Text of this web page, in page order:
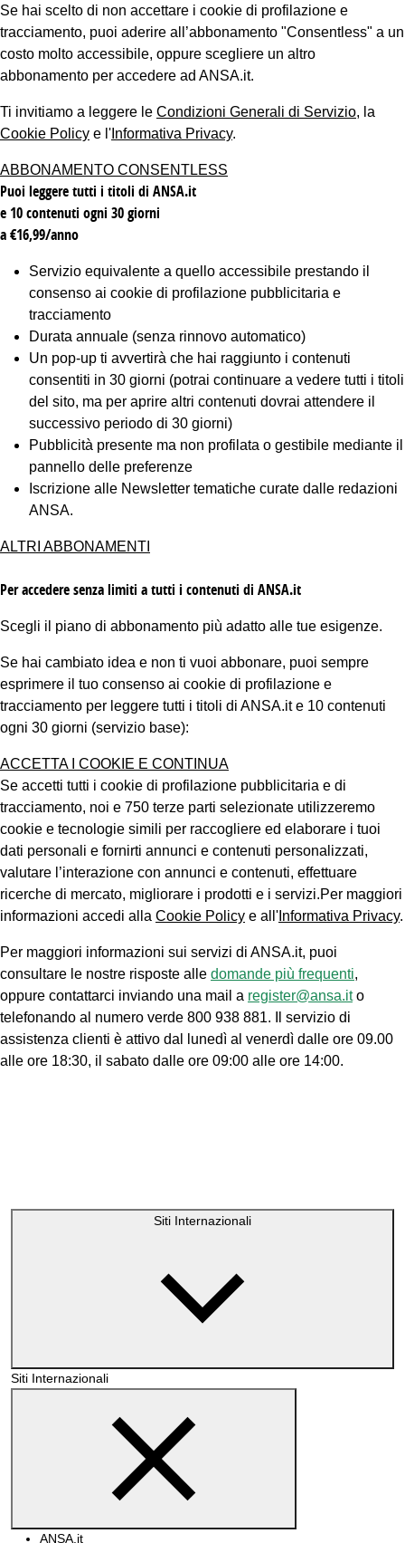
Se hai scelto di non accettare i cookie di profilazione e
tracciamento, puoi aderire all’abbonamento "Consentless" a un
costo molto accessibile, oppure scegliere un altro
abbonamento per accedere ad ANSA.it.
Ti invitiamo a leggere le Condizioni Generali di Servizio, la
Cookie Policy e l' Informativa Privacy.
ABBONAMENTO CONSENTLESS
Puoi leggere tutti i titoli di ANSA.it
e 10 contenuti ogni 30 giorni
a €16,99/anno
Servizio equivalente a quello accessibile prestando il
consenso ai cookie di profilazione pubblicitaria e
tracciamento
Durata annuale (senza rinnovo automatico)
Un pop-up ti avvertirà che hai raggiunto i contenuti
consentiti in 30 giorni (potrai continuare a vedere tutti i titoli
del sito, ma per aprire altri contenuti dovrai attendere il
successivo periodo di 30 giorni)
Pubblicità presente ma non profilata o gestibile mediante il
pannello delle preferenze
Iscrizione alle Newsletter tematiche curate dalle redazioni
ANSA.
ALTRI ABBONAMENTI
Per accedere senza limiti a tutti i contenuti di ANSA.it
Scegli il piano di abbonamento più adatto alle tue esigenze.
Se hai cambiato idea e non ti vuoi abbonare, puoi sempre
esprimere il tuo consenso ai cookie di profilazione e
tracciamento per leggere tutti i titoli di ANSA.it e 10 contenuti
ogni 30 giorni (servizio base):
ACCETTA I COOKIE E CONTINUA
Se accetti tutti i cookie di profilazione pubblicitaria e di
tracciamento, noi e 750 terze parti selezionate utilizzeremo
cookie e tecnologie simili per raccogliere ed elaborare i tuoi
dati personali e fornirti annunci e contenuti personalizzati,
valutare l’interazione con annunci e contenuti, effettuare
ricerche di mercato, migliorare i prodotti e i servizi.Per maggiori
informazioni accedi alla Cookie Policy e all' Informativa Privacy.
Per maggiori informazioni sui servizi di ANSA.it, puoi
consultare le nostre risposte alle domande più frequenti,
oppure contattarci inviando una mail a register@ansa.ito
telefonando al numero verde 800 938 881. Il servizio di
assistenza clienti è attivo dal lunedì al venerdì dalle ore 09.00
alle ore 18:30, il sabato dalle ore 09:00 alle ore 14:00.
Siti Internazionali
Siti Internazionali
ANSA.it